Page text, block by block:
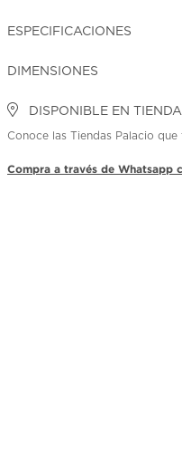
ESPECIFICACIONES
DIMENSIONES
DISPONIBLE EN TIENDA
Conoce las Tiendas Palacio
Compra a través de Whatsapp